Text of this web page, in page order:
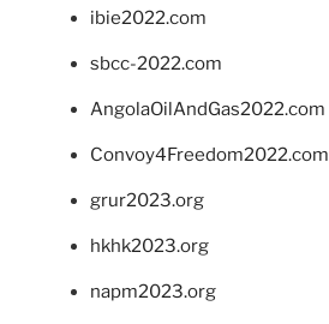
ibie2022.com
sbcc-2022.com
AngolaOilAndGas2022.com
Convoy4Freedom2022.com
grur2023.org
hkhk2023.org
napm2023.org